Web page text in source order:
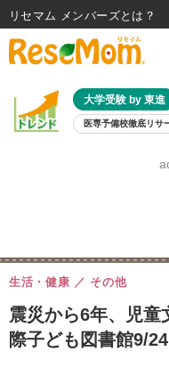
大学受験 by 東進
医専予備校徹底リサ
8月開
震災から6年、児
際子ども図書館9/
生活・健康 その他
リセマム メンバーズ